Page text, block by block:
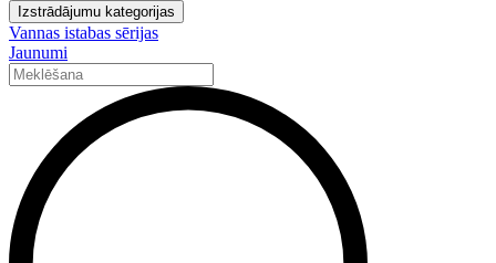
Izstrādājumu kategorijas
Vannas istabas sērijas
Jaunumi